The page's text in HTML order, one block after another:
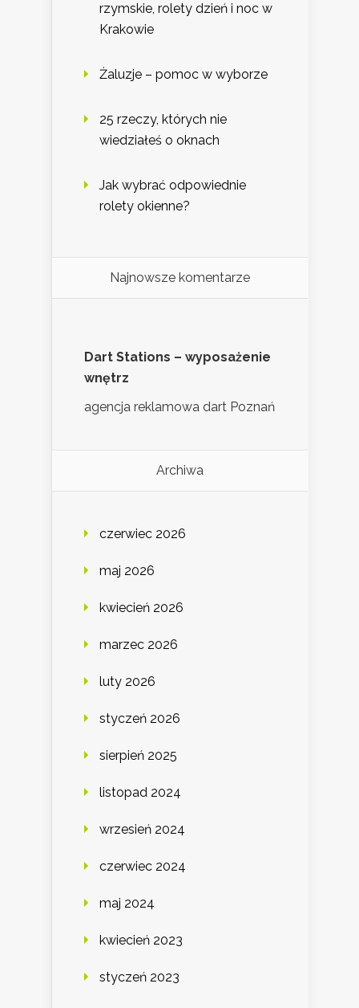
rzymskie, rolety dzień i noc w
Krakowie
Żaluzje – pomoc w wyborze
25 rzeczy, których nie
wiedziałeś o oknach
Jak wybrać odpowiednie
rolety okienne?
Najnowsze komentarze
Dart Stations – wyposażenie
wnętrz
agencja reklamowa dart Poznań
Archiwa
czerwiec 2026
maj 2026
kwiecień 2026
marzec 2026
luty 2026
styczeń 2026
sierpień 2025
listopad 2024
wrzesień 2024
czerwiec 2024
maj 2024
kwiecień 2023
styczeń 2023